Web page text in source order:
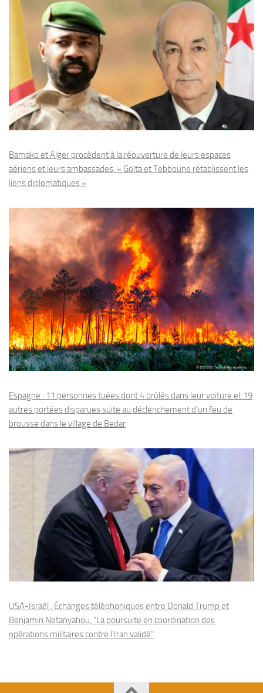
Bamako et Alger procèdent à la réouverture de leurs espaces
aériens et leurs ambassades, « Goïta et Tebboune rétablissent les
liens diplomatiques »
Espagne : 11 personnes tuées dont 4 brûlés dans leur voiture et 19
autres portées disparues suite au déclenchement d’un feu de
brousse dans le village de Bedar
USA-Israël : Échanges téléphoniques entre Donald Trump et
Benjamin Netanyahou, "La poursuite en coordination des
opérations militaires contre l'Iran validé"